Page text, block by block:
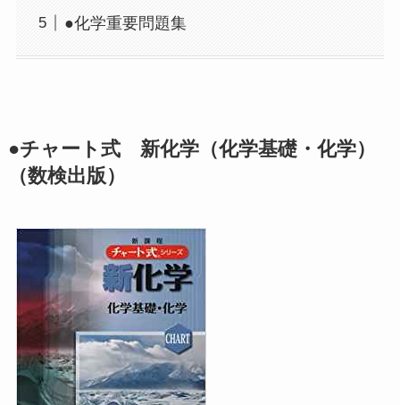
●化学重要問題集
●チャート式 新化学（化学基礎・化学）
（数検出版）